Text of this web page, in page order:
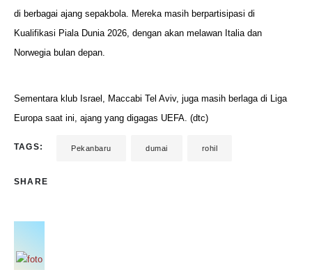
di berbagai ajang sepakbola. Mereka masih berpartisipasi di
Kualifikasi Piala Dunia 2026, dengan akan melawan Italia dan
Norwegia bulan depan.
Sementara klub Israel, Maccabi Tel Aviv, juga masih berlaga di Liga
Europa saat ini, ajang yang digagas UEFA. (dtc)
TAGS: Pekanbaru dumai rohil
SHARE